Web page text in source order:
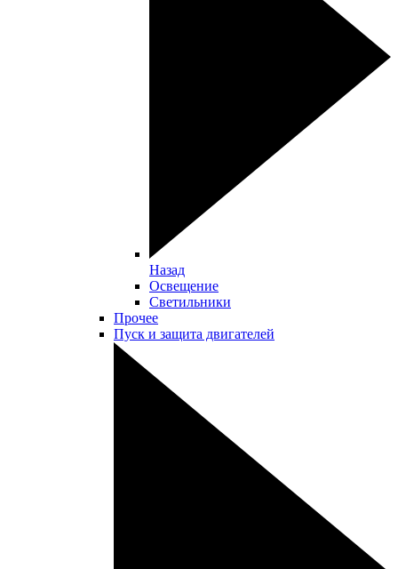
Назад
Освещение
Светильники
Прочее
Пуск и защита двигателей